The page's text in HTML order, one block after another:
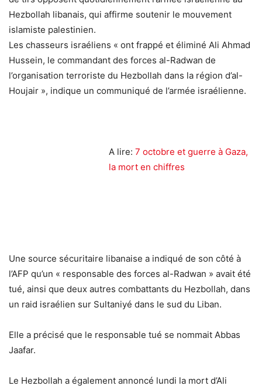
Hezbollah libanais, qui affirme soutenir le mouvement
islamiste palestinien.
Les chasseurs israéliens « ont frappé et éliminé Ali Ahmad
Hussein, le commandant des forces al-Radwan de
l’organisation terroriste du Hezbollah dans la région d’al-
Houjair », indique un communiqué de l’armée israélienne.
A lire: 7 octobre et guerre à Gaza,
la mort en chiffres
Une source sécuritaire libanaise a indiqué de son côté à
l’AFP qu’un « responsable des forces al-Radwan » avait été
tué, ainsi que deux autres combattants du Hezbollah, dans
un raid israélien sur Sultaniyé dans le sud du Liban.
Elle a précisé que le responsable tué se nommait Abbas
Jaafar.
Le Hezbollah a également annoncé lundi la mort d’Ali